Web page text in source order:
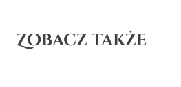
Zobacz także